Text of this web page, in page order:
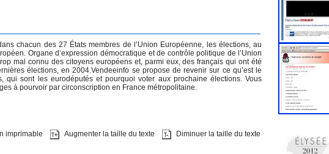
chacun des 27 États membres de l’Union Européenne, les élections, au
Organe d’expression démocratique et de contrôle politique de l’Union
mal connu des citoyens européens et, parmi eux, des français qui ont été
élections, en 2004.Vendeeinfo se propose de revenir sur ce qu’est le
qui sont les eurodéputés et pourquoi voter aux prochaine élections. Vous
à pourvoir par circonscription en France métropolitaine.
imprimable Augmenter la taille du texte Diminuer la taille du texte